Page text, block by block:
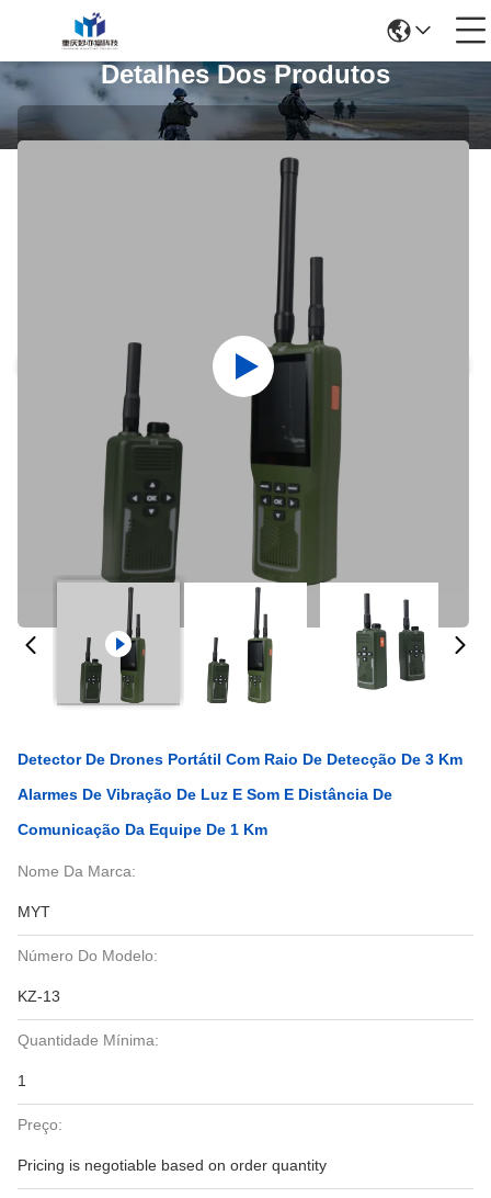
Detalhes Dos Produtos
Detector De Drones Portátil Com Raio De Detecção De 3 Km
Alarmes De Vibração De Luz E Som E Distância De
Comunicação Da Equipe De 1 Km
Nome Da Marca:
MYT
Número Do Modelo:
KZ-13
Quantidade Mínima:
1
Preço:
Pricing is negotiable based on order quantity